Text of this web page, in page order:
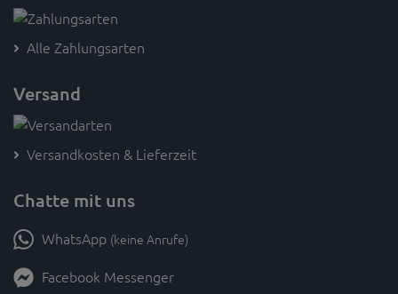
Alle Zahlungsarten
Versand
Versandkosten & Lieferzeit
Chatte mit uns
WhatsApp (keine Anrufe)
Facebook Messenger